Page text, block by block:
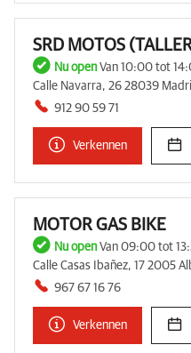
SRD MOTOS
Nu openVan 10:00 tot
Calle Navarra, 26 28039
912 90 59 71
Verkennen
MOTOR GAS BIKE
Nu openVan 09:00 tot
Calle Casas Ibañez, 17 2005
967 67 16 76
Verkennen